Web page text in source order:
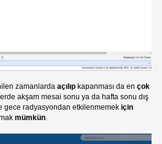
zamanlarda açılıp kapanması da en çok
akşam mesai sonu ya da hafta sonu dış
gece radyasyondan etkilenmemek için
mümkün